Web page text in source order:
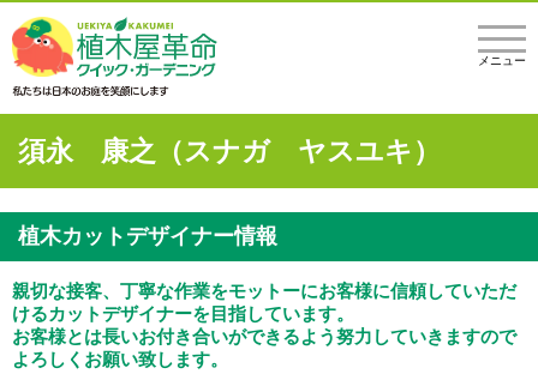
メニュー
須永 康之（スナガ ヤスユキ）
植木カットデザイナー情報
親切な接客、丁寧な作業をモットーにお客様に信頼していただ
けるカットデザイナーを目指しています。
お客様とは長いお付き合いができるよう努力していきますので
よろしくお願い致します。